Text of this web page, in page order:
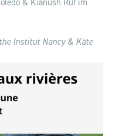
& Kianush Ruf im
Institut Nancy & Käte